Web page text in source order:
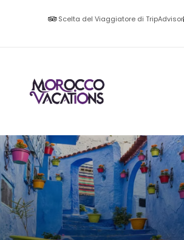
Scelta del Viaggiatore di TripAdvisor